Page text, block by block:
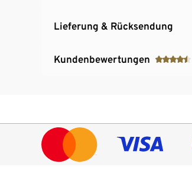
Lieferung & Rücksendung
Kundenbewertungen